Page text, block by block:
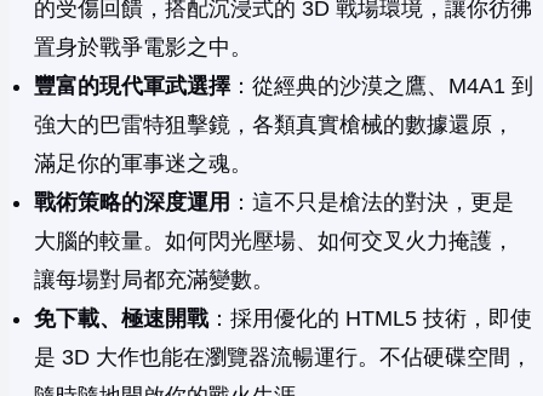
的受傷回饋，搭配沉浸式的 3D 戰場環境，讓你彷彿
置身於戰爭電影之中。
豐富的現代軍武選擇 ：從經典的沙漠之鷹、M4A1 到
強大的巴雷特狙擊鏡，各類真實槍械的數據還原，
滿足你的軍事迷之魂。
戰術策略的深度運用 ：這不只是槍法的對決，更是
大腦的較量。如何閃光壓場、如何交叉火力掩護，
讓每場對局都充滿變數。
免下載、極速開戰：採用優化的 HTML5 技術，即使
是 3D 大作也能在瀏覽器流暢運行。不佔硬碟空間，